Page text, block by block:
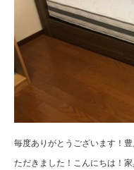
毎度ありがとうございます！
ただきました！こんにちは！家